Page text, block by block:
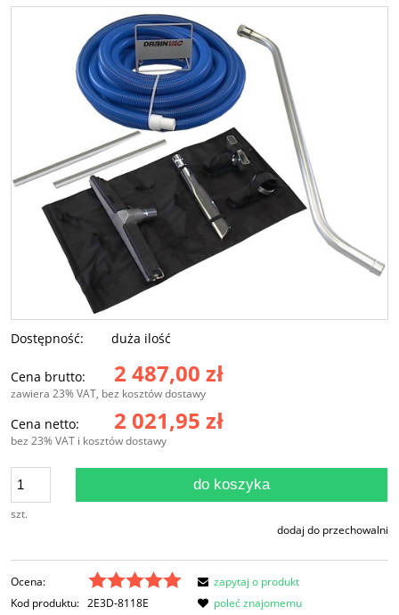
Dostępność: duża ilość
Cena brutto: 2 487,00 zł
zawiera 23% VAT, bez kosztów dostawy
Cena netto: 2 021,95 zł
bez 23% VAT i kosztów dostawy
szt.
do koszyka
dodaj do przechowalni
Ocena:
Kod produktu: 2E3D-8118E
zapytaj o produkt
poleć znajomemu